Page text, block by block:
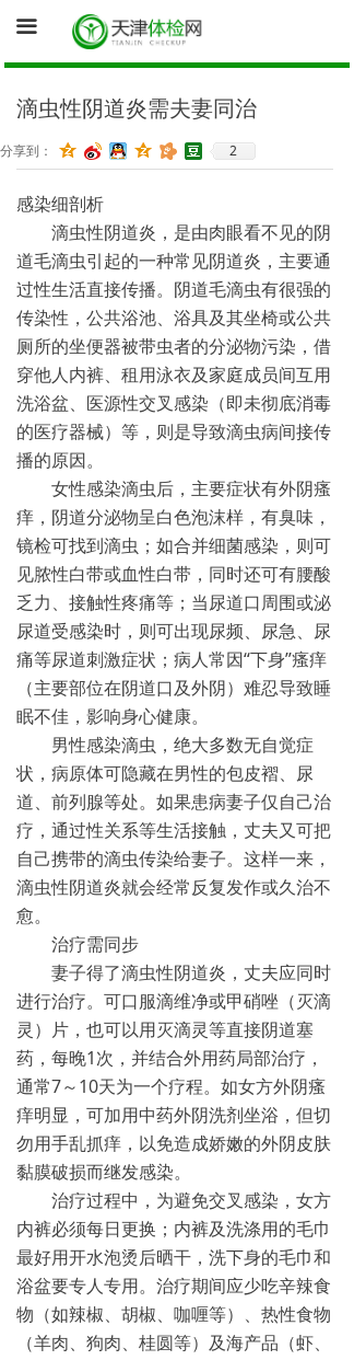
끀
首页
询底价（医院体检中心为您报价）
促销体检卡
体检资讯
健康证体检
滴虫性阴道炎需夫妻同治
分享到： 2
感染细剖析
滴虫性阴道炎，是由肉眼看不见的阴
道毛滴虫引起的一种常见阴道炎，主要通
过性生活直接传播。阴道毛滴虫有很强的
传染性，公共浴池、浴具及其坐椅或公共
厕所的坐便器被带虫者的分泌物污染，借
穿他人内裤、租用泳衣及家庭成员间互用
洗浴盆、医源性交叉感染（即未彻底消毒
的医疗器械）等，则是导致滴虫病间接传
播的原因。
女性感染滴虫后，主要症状有外阴瘙
痒，阴道分泌物呈白色泡沫样，有臭味，
镜检可找到滴虫；如合并细菌感染，则可
见脓性白带或血性白带，同时还可有腰酸
乏力、接触性疼痛等；当尿道口周围或泌
尿道受感染时，则可出现尿频、尿急、尿
痛等尿道刺激症状；病人常因“下身”瘙痒
（主要部位在阴道口及外阴）难忍导致睡
眠不佳，影响身心健康。
男性感染滴虫，绝大多数无自觉症
状，病原体可隐藏在男性的包皮褶、尿
道、前列腺等处。如果患病妻子仅自己治
疗，通过性关系等生活接触，丈夫又可把
自己携带的滴虫传染给妻子。这样一来，
滴虫性阴道炎就会经常反复发作或久治不
愈。
治疗需同步
妻子得了滴虫性阴道炎，丈夫应同时
进行治疗。可口服滴维净或甲硝唑（灭滴
灵）片，也可以用灭滴灵等直接阴道塞
药，每晚1次，并结合外用药局部治疗，
通常7～10天为一个疗程。如女方外阴瘙
痒明显，可加用中药外阴洗剂坐浴，但切
勿用手乱抓痒，以免造成娇嫩的外阴皮肤
黏膜破损而继发感染。
治疗过程中，为避免交叉感染，女方
内裤必须每日更换；内裤及洗涤用的毛巾
最好用开水泡烫后晒干，洗下身的毛巾和
浴盆要专人专用。治疗期间应少吃辛辣食
物（如辣椒、胡椒、咖喱等）、热性食物
（羊肉、狗肉、桂圆等）及海产品（虾、